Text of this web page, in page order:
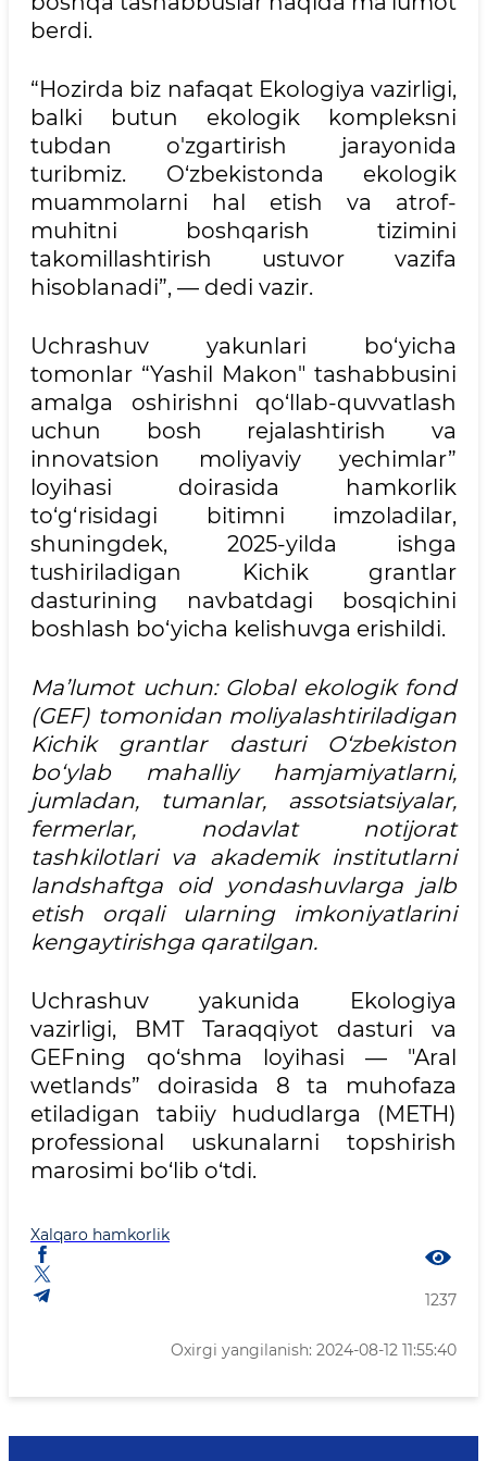
berdi.
“Hozirda biz nafaqat Ekologiya vazirligi,
balki butun ekologik kompleksni
tubdan o'zgartirish jarayonida
turibmiz. O‘zbekistonda ekologik
muammolarni hal etish va atrof-
muhitni boshqarish tizimini
takomillashtirish ustuvor vazifa
hisoblanadi”, — dedi vazir.
Uchrashuv yakunlari bo‘yicha
tomonlar “Yashil Makon" tashabbusini
amalga oshirishni qo‘llab-quvvatlash
uchun bosh rejalashtirish va
innovatsion moliyaviy yechimlar”
loyihasi doirasida hamkorlik
to‘g‘risidagi bitimni imzoladilar,
shuningdek, 2025-yilda ishga
tushiriladigan Kichik grantlar
dasturining navbatdagi bosqichini
boshlash bo‘yicha kelishuvga erishildi.
Ma’lumot uchun: Global ekologik fond
(GEF) tomonidan moliyalashtiriladigan
Kichik grantlar dasturi O‘zbekiston
bo‘ylab mahalliy hamjamiyatlarni,
jumladan, tumanlar, assotsiatsiyalar,
fermerlar, nodavlat notijorat
tashkilotlari va akademik institutlarni
landshaftga oid yondashuvlarga jalb
etish orqali ularning imkoniyatlarini
kengaytirishga qaratilgan.
Uchrashuv yakunida Ekologiya
vazirligi, BMT Taraqqiyot dasturi va
GEFning qo‘shma loyihasi — "Aral
wetlands” doirasida 8 ta muhofaza
etiladigan tabiiy hududlarga (METH)
professional uskunalarni topshirish
marosimi bo‘lib o‘tdi.
Xalqaro hamkorlik
1237
Oxirgi yangilanish: 2024-08-12 11:55:40